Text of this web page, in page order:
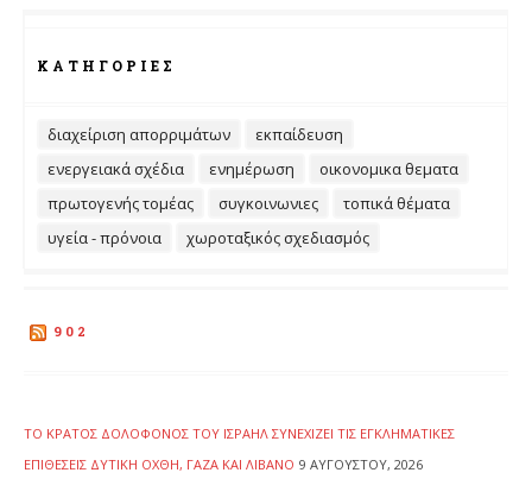
ΚΑΤΗΓΟΡΊΕΣ
διαχείριση απορριμάτων
εκπαίδευση
ενεργειακά σχέδια
ενημέρωση
οικονομικα θεματα
πρωτογενής τομέας
συγκοινωνιες
τοπικά θέματα
υγεία - πρόνοια
χωροταξικός σχεδιασμός
902
ΤΟ ΚΡΆΤΟΣ ΔΟΛΟΦΌΝΟΣ ΤΟΥ ΙΣΡΑΉΛ ΣΥΝΕΧΊΖΕΙ ΤΙΣ ΕΓΚΛΗΜΑΤΙΚΈΣ
ΕΠΙΘΈΣΕΙΣ ΔΥΤΙΚΉ ΌΧΘΗ, ΓΆΖΑ ΚΑΙ ΛΊΒΑΝΟ 9 ΑΥΓΟΎΣΤΟΥ, 2026